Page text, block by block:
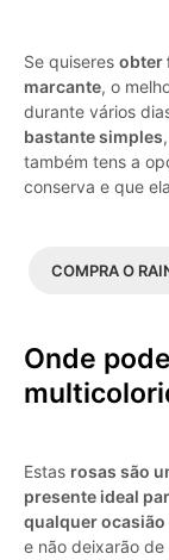
Se quiseres obter
marcante, o
durante vários
bastante simples
também tens a
conserva e que
COMPRA O
Onde
Estas rosas são
presente ideal
qualquer ocasião
e não deixarão de